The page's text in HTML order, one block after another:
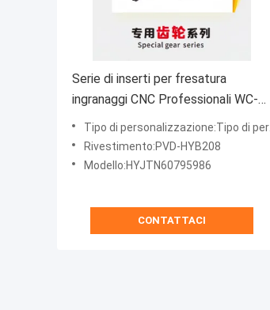
Serie di inserti per fresatura
ingranaggi CNC Professionali WC-
Co Rivestimento PVD
HYJTN60795986 HYB208,
Applicabile a tutti i materiali difficili
Tipo di personalizzazione:Tipo di personalizzazione non standard
Rivestimento:PVD-HYB208
Modello:HYJTN60795986
CONTATTACI